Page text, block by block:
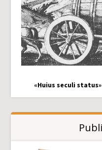
«Huius seculi